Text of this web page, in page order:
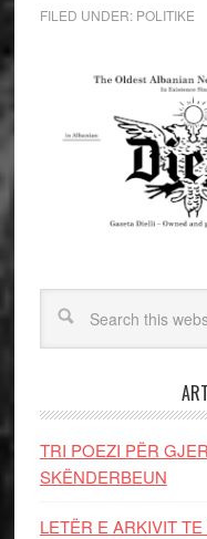
FILED UNDER: POLITIKE
TRI POEZI PËR
SKËNDERBEUN
LETËR E ARKIVIT